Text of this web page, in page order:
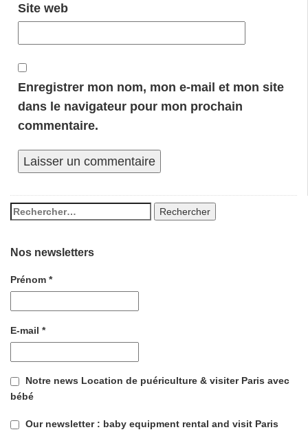
Site web
Enregistrer mon nom, mon e-mail et mon site
dans le navigateur pour mon prochain
commentaire.
Nos newsletters
Prénom *
E-mail *
Notre news Location de puériculture & visiter Paris avec
bébé
Our newsletter : baby equipment rental and visit Paris